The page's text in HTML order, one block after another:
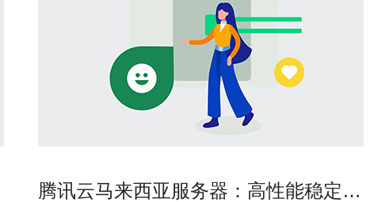
腾讯云马来西亚服务器：高性能稳定可